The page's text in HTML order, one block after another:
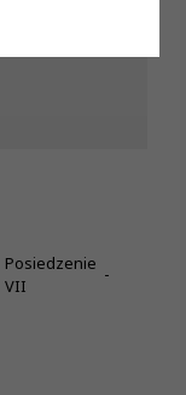
Posiedzenie
VII
-